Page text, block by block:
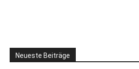
Neueste Beiträge